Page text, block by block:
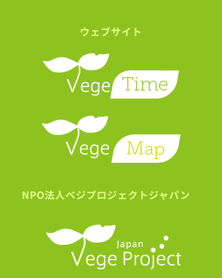
ウェブサイト
NPO法人ベジプロジェクトジャパン